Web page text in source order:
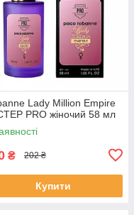
Lady Million Empire
PRO жіночий 58 мл
₴ 202 ₴
Купити